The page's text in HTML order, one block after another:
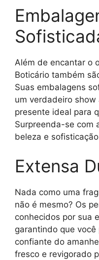
Além de encantar o
Boticário também
Suas embalagens
um verdadeiro
presente ideal para
Surpreenda-se com
beleza e
Extensa
Nada como uma
não é mesmo? Os
conhecidos por sua
garantindo que
confiante do
fresco e revigorado